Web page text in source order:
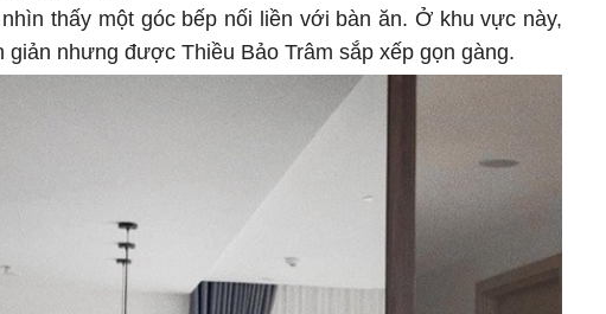
thấy một góc bếp nối liền với bàn ăn. Ở khu vực này,
giản nhưng được Thiều Bảo Trâm sắp xếp gọn gàng.